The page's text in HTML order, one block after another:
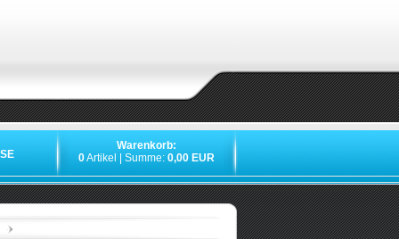
Warenkorb:
0Artikel | Summe: 0,00 EUR